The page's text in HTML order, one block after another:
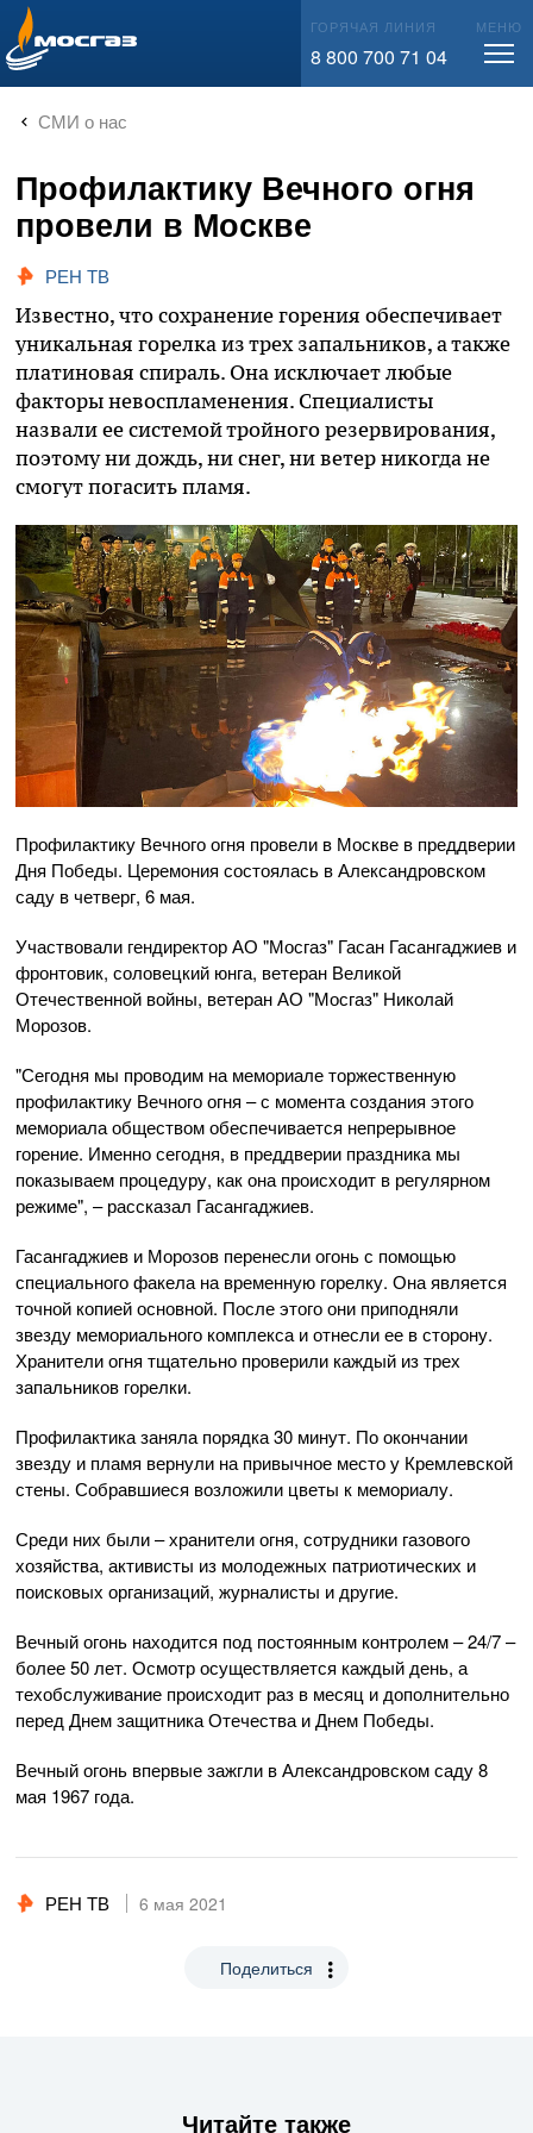
info@mos-gaz.ru ГОРЯЧАЯ ЛИНИЯ
8 800 700 71 04
МЕНЮ
СМИ о нас
Профилактику Вечного огня
провели в Москве
РЕН ТВ
Известно, что сохранение горения обеспечивает
уникальная горелка из трех запальников, а также
платиновая спираль. Она исключает любые
факторы невоспламенения. Специалисты
назвали ее системой тройного резервирования,
поэтому ни дождь, ни снег, ни ветер никогда не
смогут погасить пламя.
Профилактику Вечного огня провели в Москве в преддверии
Дня Победы. Церемония состоялась в Александровском
саду в четверг, 6 мая.
Участвовали гендиректор АО "Мосгаз" Гасан Гасангаджиев и
фронтовик, соловецкий юнга, ветеран Великой
Отечественной войны, ветеран АО "Мосгаз" Николай
Морозов.
"Сегодня мы проводим на мемориале торжественную
профилактику Вечного огня – с момента создания этого
мемориала обществом обеспечивается непрерывное
горение. Именно сегодня, в преддверии праздника мы
показываем процедуру, как она происходит в регулярном
режиме", – рассказал Гасангаджиев.
Гасангаджиев и Морозов перенесли огонь с помощью
специального факела на временную горелку. Она является
точной копией основной. После этого они приподняли
звезду мемориального комплекса и отнесли ее в сторону.
Хранители огня тщательно проверили каждый из трех
запальников горелки.
Профилактика заняла порядка 30 минут. По окончании
звезду и пламя вернули на привычное место у Кремлевской
стены. Собравшиеся возложили цветы к мемориалу.
Среди них были – хранители огня, сотрудники газового
хозяйства, активисты из молодежных патриотических и
поисковых организаций, журналисты и другие.
Вечный огонь находится под постоянным контролем – 24/7 –
более 50 лет. Осмотр осуществляется каждый день, а
техобслуживание происходит раз в месяц и дополнительно
перед Днем защитника Отечества и Днем Победы.
Вечный огонь впервые зажгли в Александровском саду 8
мая 1967 года.
РЕН ТВ 6 мая 2021
Поделиться
Читайте также